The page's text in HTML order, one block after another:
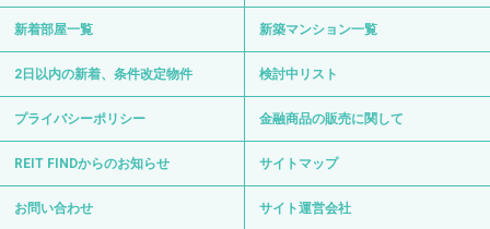
新着部屋一覧 新築マンション一覧
2日以内の新着、条件改定物件 検討中リスト
プライバシーポリシー 金融商品の販売に関して
REIT FINDからのお知らせ サイトマップ
お問い合わせ サイト運営会社